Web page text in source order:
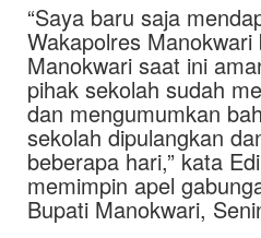
“Saya baru saja
Wakapolres
Manokwari saat ini
pihak sekolah sudah
dan mengumumkan
sekolah dipulangkan
beberapa hari,” kata
memimpin apel
Bupati Manokwari,